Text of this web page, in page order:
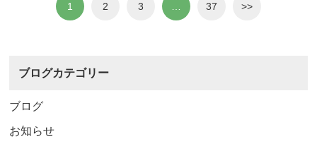
1 2 3 37 >>
ブログカテゴリー
ブログ
お知らせ